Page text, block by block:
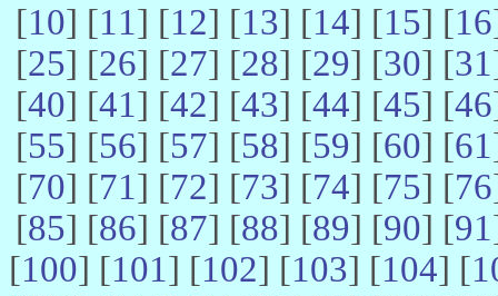
[10] [11] [12] [13] [14] [15] [16
[25] [26] [27] [28] [29] [30] [31
[40] [41] [42] [43] [44] [45] [46
[55] [56] [57] [58] [59] [60] [61
[70] [71] [72] [73] [74] [75] [76
[85] [86] [87] [88] [89] [90] [91
[100] [101] [102] [103] [104] [